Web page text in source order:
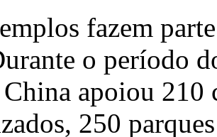
fazem
o período
apoiou 210
250